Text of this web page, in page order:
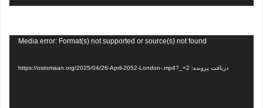
Media error: Format(s) not supported or source(s) not found
دریافت پرونده: https://ostomaan.org/2025/04/26-April-2052-London-.mp4?_=2